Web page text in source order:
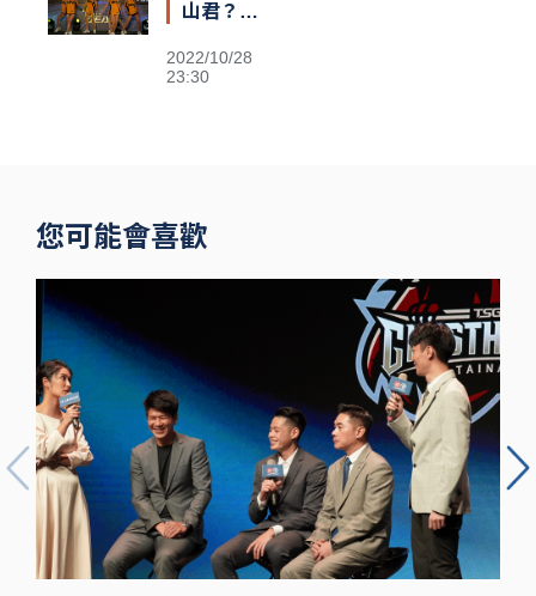
山君？
Sisters高鐵
2022/10/28
23:30
您可能會喜歡